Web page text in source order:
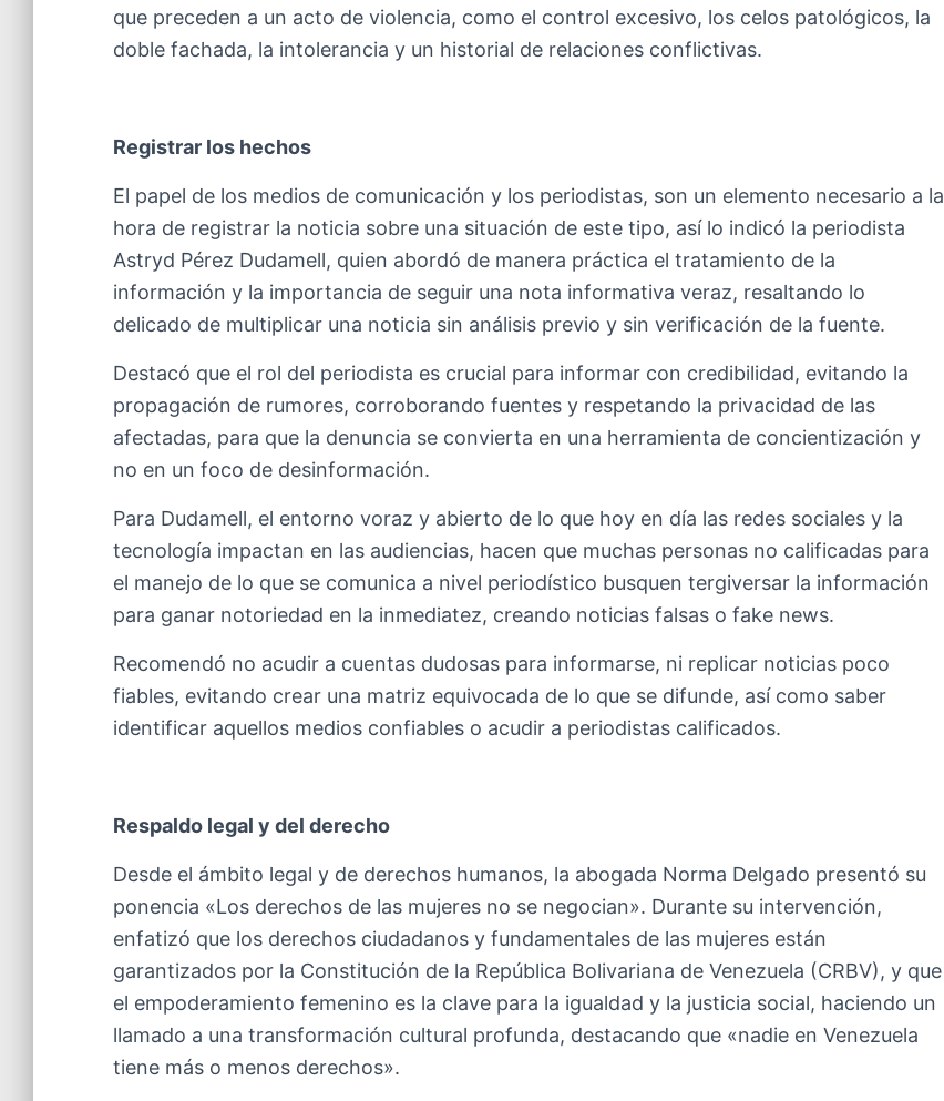
que preceden a un acto de violencia, como el control excesivo, los celos patológicos, la
doble fachada, la intolerancia y un historial de relaciones conflictivas.
Registrar los hechos
El papel de los medios de comunicación y los periodistas, son un elemento necesario a la
hora de registrar la noticia sobre una situación de este tipo, así lo indicó la periodista
Astryd Pérez Dudamell, quien abordó de manera práctica el tratamiento de la
información y la importancia de seguir una nota informativa veraz, resaltando lo
delicado de multiplicar una noticia sin análisis previo y sin verificación de la fuente.
Destacó que el rol del periodista es crucial para informar con credibilidad, evitando la
propagación de rumores, corroborando fuentes y respetando la privacidad de las
afectadas, para que la denuncia se convierta en una herramienta de concientización y
no en un foco de desinformación.
Para Dudamell, el entorno voraz y abierto de lo que hoy en día las redes sociales y la
tecnología impactan en las audiencias, hacen que muchas personas no calificadas para
el manejo de lo que se comunica a nivel periodístico busquen tergiversar la información
para ganar notoriedad en la inmediatez, creando noticias falsas o fake news.
Recomendó no acudir a cuentas dudosas para informarse, ni replicar noticias poco
fiables, evitando crear una matriz equivocada de lo que se difunde, así como saber
identificar aquellos medios confiables o acudir a periodistas calificados.
Respaldo legal y del derecho
Desde el ámbito legal y de derechos humanos, la abogada Norma Delgado presentó su
ponencia «Los derechos de las mujeres no se negocian». Durante su intervención,
enfatizó que los derechos ciudadanos y fundamentales de las mujeres están
garantizados por la Constitución de la República Bolivariana de Venezuela (CRBV), y que
el empoderamiento femenino es la clave para la igualdad y la justicia social, haciendo un
llamado a una transformación cultural profunda, destacando que «nadie en Venezuela
tiene más o menos derechos».